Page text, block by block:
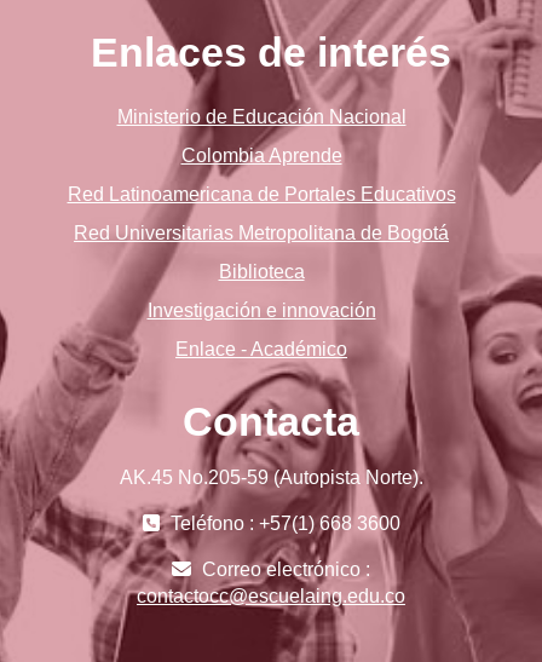
Enlaces de interés
Ministerio de Educación Nacional
Colombia Aprende
Red Latinoamericana de Portales Educativos
Red Universitarias Metropolitana de Bogotá
Biblioteca
Investigación e innovación
Enlace - Académico
Contacta
AK.45 No.205-59 (Autopista Norte).
Teléfono : +57(1) 668 3600
Correo electrónico :
contactocc@escuelaing.edu.co